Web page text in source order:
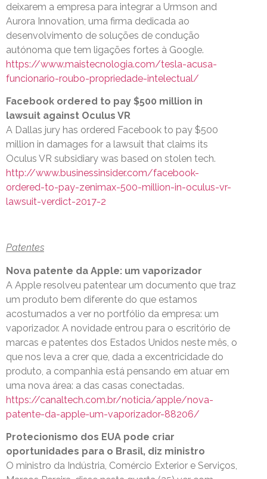
deixarem a empresa para integrar a Urmson and
Aurora Innovation, uma firma dedicada ao
desenvolvimento de soluções de condução
autónoma que tem ligações fortes à Google.
https://www.maistecnologia.com/tesla-acusa-
funcionario-roubo-propriedade-intelectual/
Facebook ordered to pay $500 million in
lawsuit against Oculus VR
A Dallas jury has ordered Facebook to pay $500
million in damages for a lawsuit that claims its
Oculus VR subsidiary was based on stolen tech.
http://www.businessinsider.com/facebook-
ordered-to-pay-zenimax-500-million-in-oculus-vr-
lawsuit-verdict-2017-2
Patentes
Nova patente da Apple: um vaporizador
A Apple resolveu patentear um documento que traz
um produto bem diferente do que estamos
acostumados a ver no portfólio da empresa: um
vaporizador. A novidade entrou para o escritório de
marcas e patentes dos Estados Unidos neste mês, o
que nos leva a crer que, dada a excentricidade do
produto, a companhia está pensando em atuar em
uma nova área: a das casas conectadas.
https://canaltech.com.br/noticia/apple/nova-
patente-da-apple-um-vaporizador-88206/
Protecionismo dos EUA pode criar
oportunidades para o Brasil, diz ministro
O ministro da Indústria, Comércio Exterior e Serviços,